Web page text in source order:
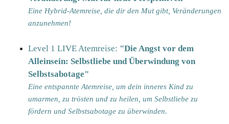
Eine Hybrid-Atemreise, die dir den Mut gibt, Veränderungen
anzunehmen!
Level 1 LIVE Atemreise: "Die Angst vor dem
Alleinsein: Selbstliebe und Überwindung von
Selbstsabotage"
Eine entspannte Atemreise, um dein inneres Kind zu
umarmen, zu trösten und zu heilen, um Selbstliebe zu
fördern und Selbstsabotage zu überwinden.